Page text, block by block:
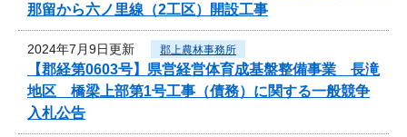
那留から六ノ里線（2工区）開設工事
2024年7月9日更新 郡上農林事務所
【郡経第0603号】県営経営体育成基盤整備事業 長滝
地区 橋梁上部第1号工事（債務）に関する一般競争
入札公告